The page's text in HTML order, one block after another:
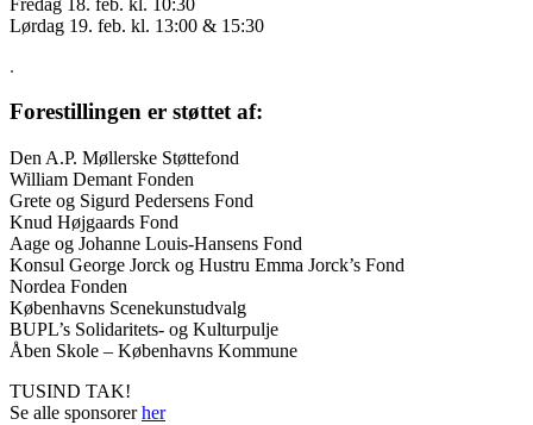
Lørdag 19. feb. kl. 13:00 & 15:30
.
Forestillingen er støttet af:
Den A.P. Møllerske Støttefond
William Demant Fonden
Grete og Sigurd Pedersens Fond
Knud Højgaards Fond
Aage og Johanne Louis-Hansens Fond
Konsul George Jorck og Hustru Emma Jorck’s Fond
Nordea Fonden
Københavns Scenekunstudvalg
BUPL’s Solidaritets- og Kulturpulje
Åben Skole – Københavns Kommune
TUSIND TAK!
Se alle sponsorerher